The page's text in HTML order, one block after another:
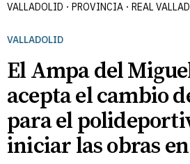
VALLADOLID PROVINCIA REAL
VALLADOLID
El Ampa del
acepta el cambio
para el
iniciar las obras